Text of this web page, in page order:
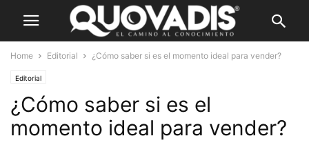
Home Editorial ¿Cómo saber si es el momento ideal para vender?
Editorial
¿Cómo saber si es el
momento ideal para vender?